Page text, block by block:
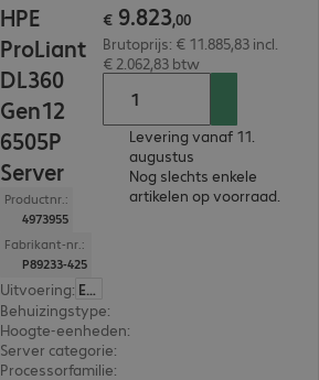
HPE
ProLiant
DL360
Gen12
6505P
Server
Productnr.:
4973955
Fabrikant-nr.:
P89233-425
Uitvoering: Europa
Behuizingstype:
Hoogte-eenheden:
Server categorie:
Processorfamilie:
€ 9.823,00
Brutoprijs: € 11.885,83 incl.
€ 2.062,83 btw
Levering vanaf 11.
augustus
Nog slechts enkele
artikelen op voorraad.